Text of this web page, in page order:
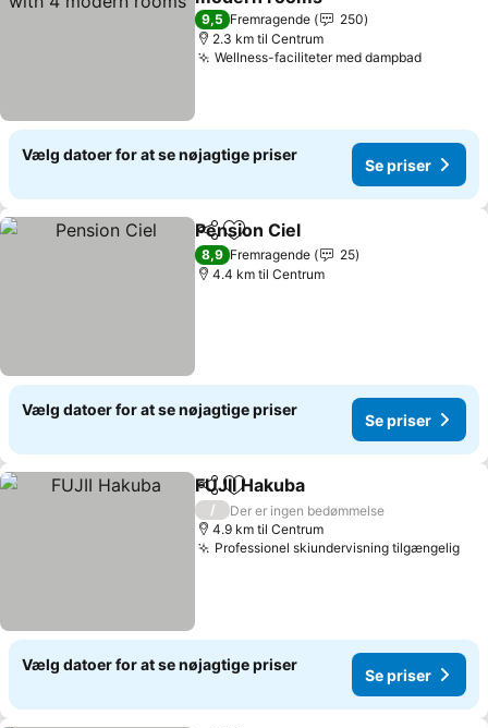
9,5 Fremragende
250
2.3 km til Centrum
Wellness-faciliteter med dampbad
Vælg datoer for at se nøjagtige priser
Se priser
Del Føj til favoritter
Pension Ciel
8,9 Fremragende
25
4.4 km til Centrum
Vælg datoer for at se nøjagtige priser
Se priser
Del Føj til favoritter
FUJII Hakuba
/
Der er ingen bedømmelse
4.9 km til Centrum
Professionel skiundervisning tilgængelig
Vælg datoer for at se nøjagtige priser
Se priser